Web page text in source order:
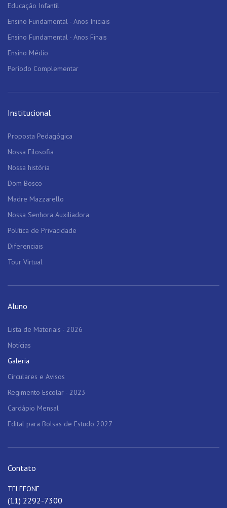
Educação Infantil
Ensino Fundamental - Anos Iniciais
Ensino Fundamental - Anos Finais
Ensino Médio
Período Complementar
Institucional
Proposta Pedagógica
Nossa Filosofia
Nossa história
Dom Bosco
Madre Mazzarello
Nossa Senhora Auxiliadora
Política de Privacidade
Diferenciais
Tour Virtual
Aluno
Lista de Materiais - 2026
Notícias
Galeria
Circulares e Avisos
Regimento Escolar - 2023
Cardápio Mensal
Edital para Bolsas de Estudo 2027
Contato
TELEFONE
(11) 2292-7300